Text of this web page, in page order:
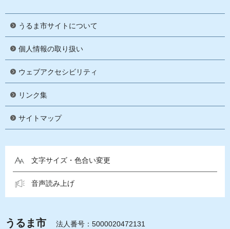
うるま市サイトについて
個人情報の取り扱い
ウェブアクセシビリティ
リンク集
サイトマップ
文字サイズ・色合い変更
音声読み上げ
うるま市
法人番号：5000020472131